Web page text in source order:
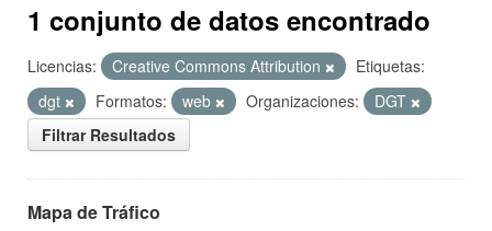
1 conjunto de datos encontrado
Licencias: Creative Commons Attribution
Etiquetas:
dgt
Formatos: web Organizaciones:
DGT
Filtrar Resultados
Mapa de Tráfico